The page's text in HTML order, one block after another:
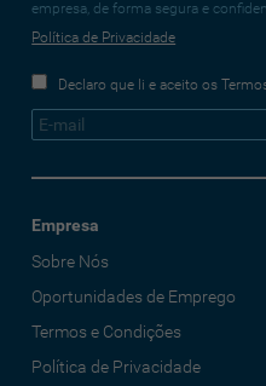
empresa, de forma segura e
Política de Privacidade
Declaro que li e aceito os
Empresa
Sobre Nós
Oportunidades de Emprego
Termos e Condições
Política de Privacidade